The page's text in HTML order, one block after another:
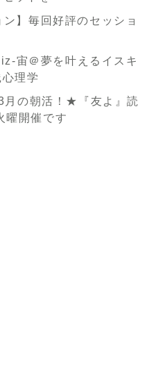
】毎回好評のセッショ
宙＠夢を叶えるイスキ
理学
月の朝活！★『友よ』読
開催です